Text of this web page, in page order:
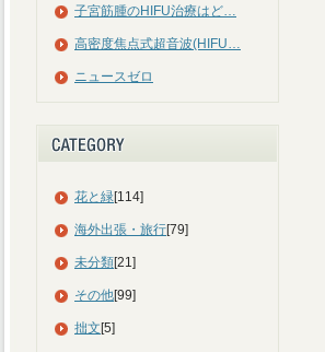
子宮筋腫のHIFU治療はど…
高密度焦点式超音波(HIFU…
ニュースゼロ
花と緑[114]
海外出張・旅行[79]
未分類[21]
その他[99]
拙文 [5]